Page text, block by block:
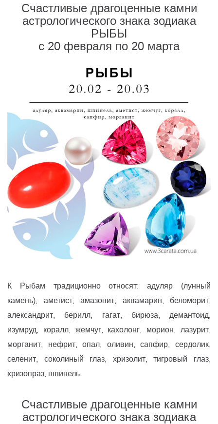
Счастливые драгоценные камни
астрологического знака зодиака
РЫБЫ
с 20 февраля по 20 марта
К Рыбам традиционно относят: адуляр (лунный
камень), аметист, амазонит, аквамарин, беломорит,
александрит, берилл, гагат, бирюза, демантоид,
изумруд, коралл, жемчуг, кахолонг, морион, лазурит,
морганит, нефрит, опал, оливин, сапфир, сердолик,
селенит, соколиный глаз, хризолит, тигровый глаз,
хризопраз, шпинель.
Счастливые драгоценные камни
астрологического знака зодиака